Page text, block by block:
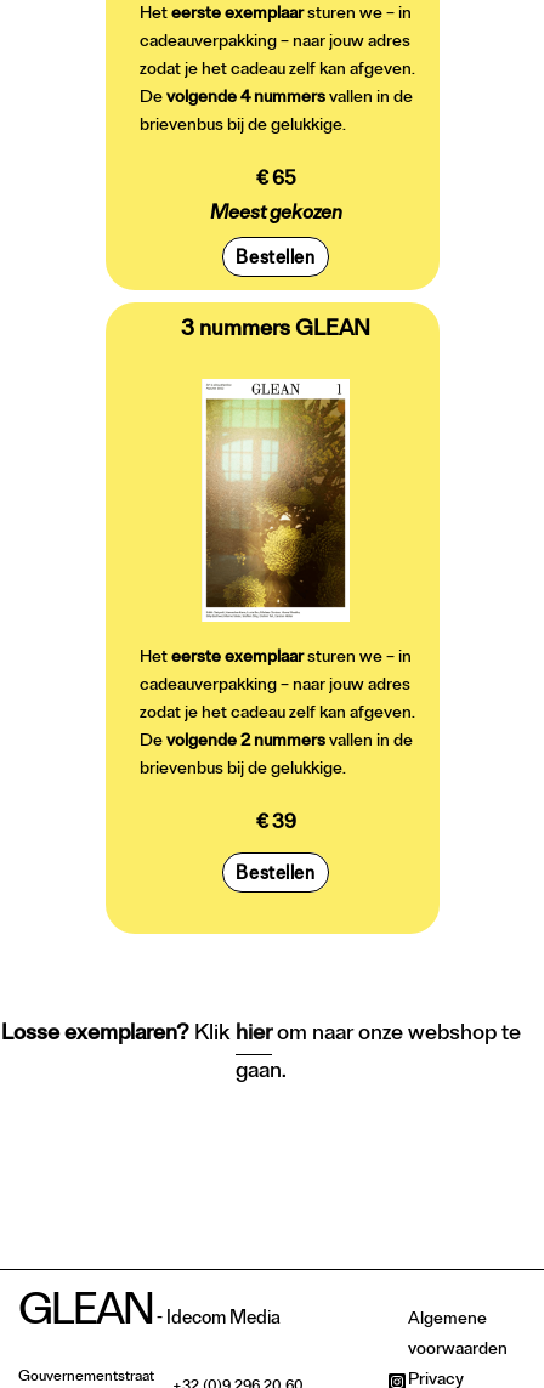
Heteerste exemplaarsturen we – in
cadeauverpakking – naar jouw adres
zodat je het cadeau zelf kan afgeven.
Devolgende 4 nummersvallen in de
brievenbus bij de gelukkige.
€ 65
Meest gekozen
Bestellen
3 nummers GLEAN
Heteerste exemplaarsturen we – in
cadeauverpakking – naar jouw adres
zodat je het cadeau zelf kan afgeven.
Devolgende 2 nummersvallen in de
brievenbus bij de gelukkige.
€ 39
Bestellen
Losse exemplaren?Klikhierom naar onze webshop te
gaan.
GLEAN- Idecom Media
Gouvernementstraat
Algemene
voorwaarden
Privacy